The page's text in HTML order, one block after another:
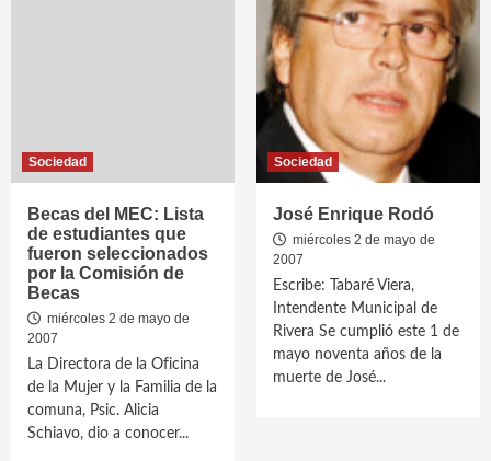
Sociedad
Becas del MEC: Lista
de estudiantes que
fueron seleccionados
por la Comisión de
Becas
miércoles 2 de mayo de
2007
La Directora de la Oficina
de la Mujer y la Familia de la
comuna, Psic. Alicia
Schiavo, dio a conocer...
Sociedad
José Enrique Rodó
miércoles 2 de mayo de
2007
Escribe: Tabaré Viera,
Intendente Municipal de
Rivera Se cumplió este 1 de
mayo noventa años de la
muerte de José...